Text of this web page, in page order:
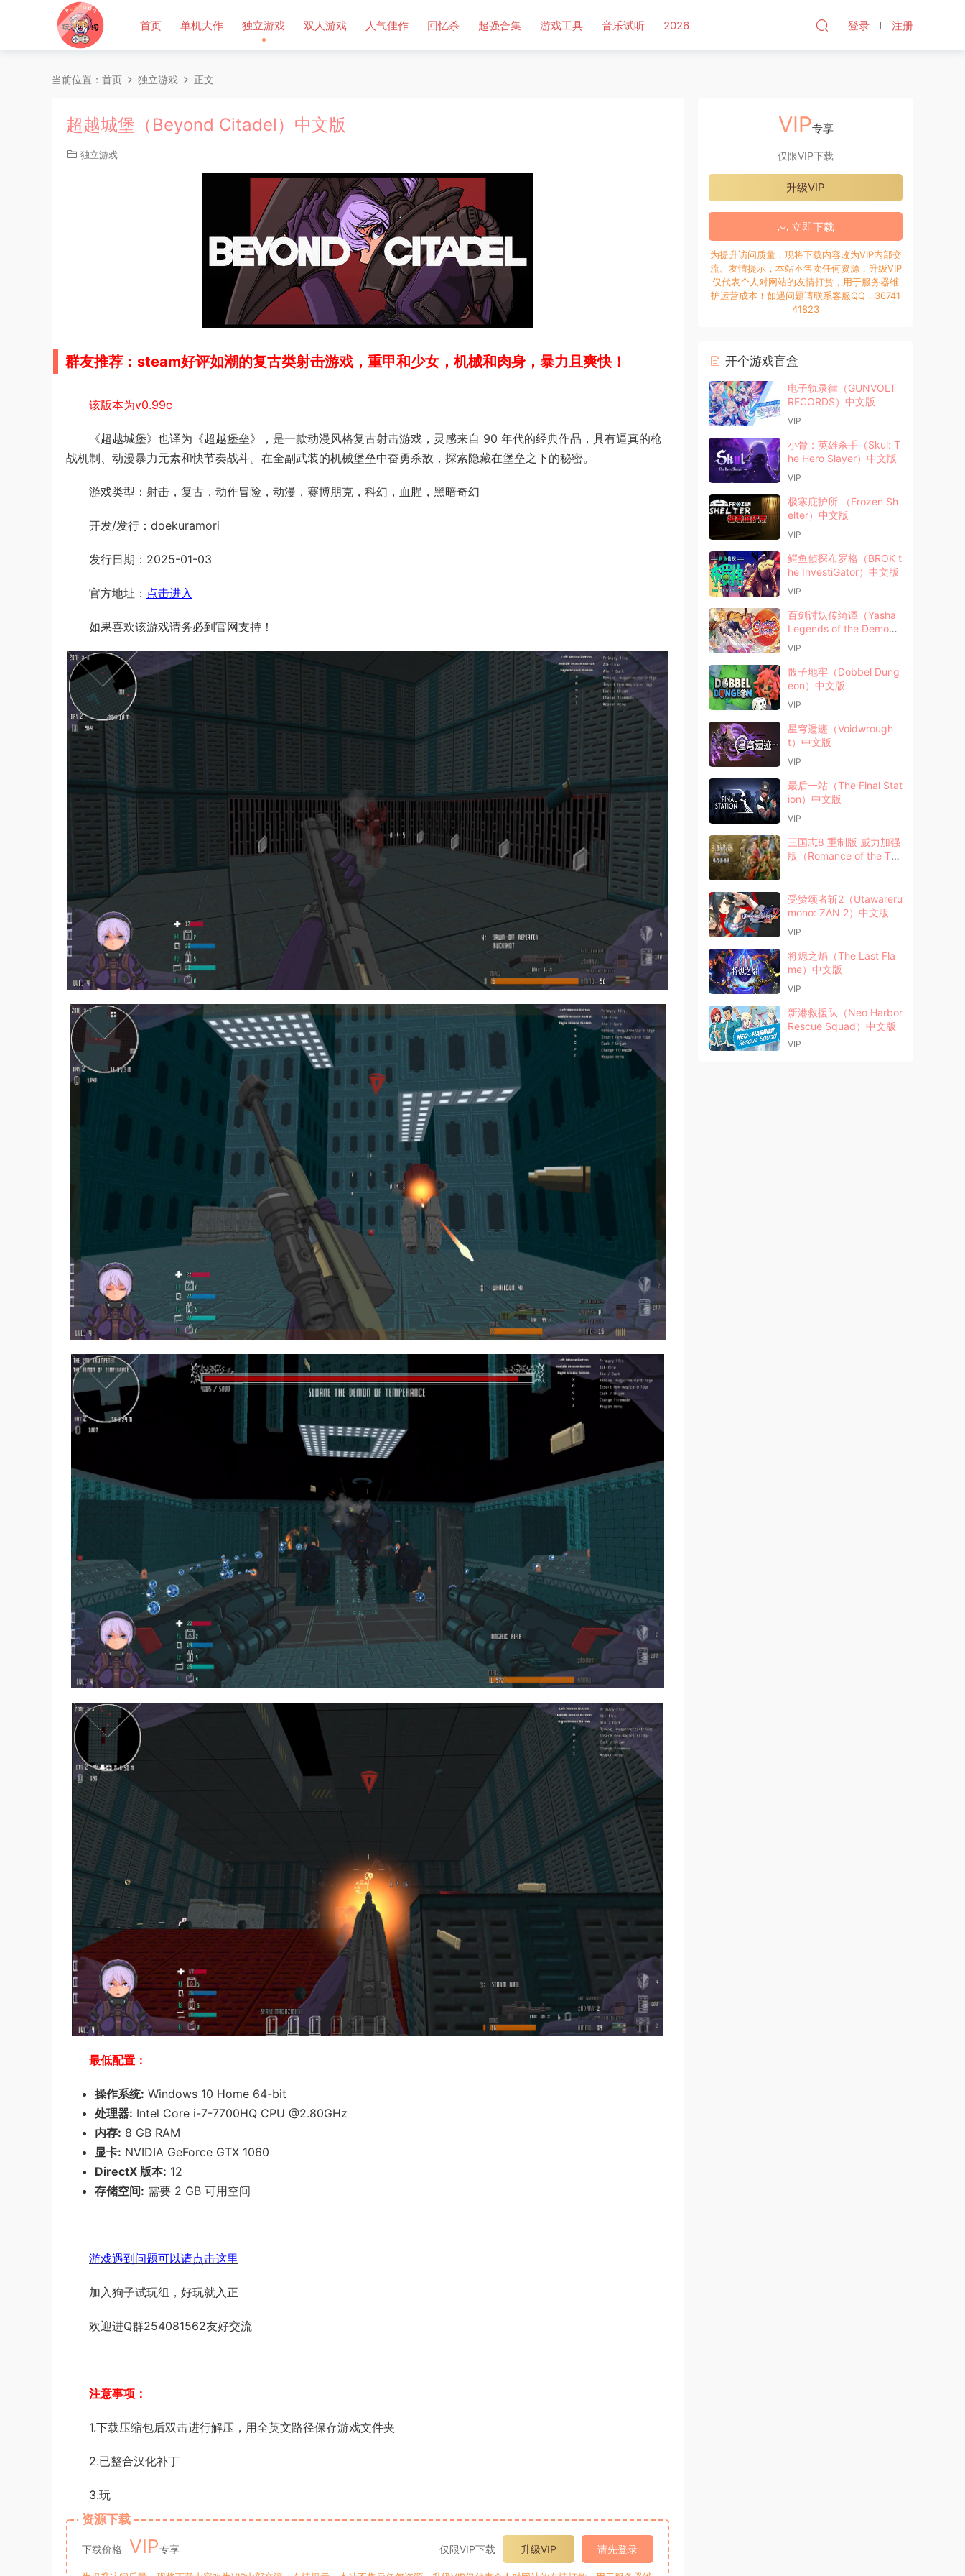
首页 单机大作 独立游戏 双人游戏 人气佳作 回忆杀 超强合集 游戏工具 音乐试听 2026 登录 注册
当前位置： 首页 独立游戏 正文
超越城堡（Beyond Citadel）中文版
独立游戏
群友推荐：steam好评如潮的复古类射击游戏，重甲和少女，机械和肉身，暴力且爽快！
该版本为v0.99с
《超越城堡》也译为《超越堡垒》，是一款动漫风格复古射击游戏，灵感来自 90 年代的经典作品，具有逼真的枪
战机制、动漫暴力元素和快节奏战斗。在全副武装的机械堡垒中奋勇杀敌，探索隐藏在堡垒之下的秘密。
游戏类型：射击，复古，动作冒险，动漫，赛博朋克，科幻，血腥，黑暗奇幻
开发/发行：doekuramori
发行日期：2025-01-03
官方地址： 点击进入
如果喜欢该游戏请务必到官网支持！
最低配置：
操作系统: Windows 10 Home 64-bit
处理器: Intel Core i-7-7700HQ CPU @2.80GHz
内存: 8 GB RAM
显卡: NVIDIA GeForce GTX 1060
DirectX 版本: 12
存储空间: 需要 2 GB 可用空间
游戏遇到问题可以请点击这里
加入狗子试玩组，好玩就入正
欢迎进Q群254081562友好交流
注意事项：
1.下载压缩包后双击进行解压，用全英文路径保存游戏文件夹
2.已整合汉化补丁
3.玩
资源下载
下载价格 VIP专享 仅限VIP下载 升级VIP 请先登录
VIP专享
仅限VIP下载
升级VIP
立即下载
为提升访问质量，现将下载内容改为VIP内部交
流。友情提示，本站不售卖任何资源，升级VIP
仅代表个人对网站的友情打赏，用于服务器维
护运营成本！如遇问题请联系客服QQ：36741
41823
开个游戏盲盒
电子轨录律（GUNVOLT
RECORDS）中文版
VIP
小骨：英雄杀手（Skul: T
he Hero Slayer）中文版
VIP
极寒庇护所 （Frozen Sh
elter）中文版
VIP
鳄鱼侦探布罗格（BROK t
he InvestiGator）中文版
VIP
百剑讨妖传绮谭（Yasha
Legends of the Demon
Blade）中文版
VIP
骰子地牢（Dobbel Dung
eon）中文版
VIP
星穹遗迹（Voidwrough
t）中文版
VIP
最后一站（The Final Stat
ion）中文版
VIP
三国志8 重制版 威力加强
版（Romance of the Thr
受赞颂者斩2（Utawareru
mono: ZAN 2）中文版
VIP
将熄之焰（The Last Fla
me）中文版
VIP
新港救援队（Neo Harbor
Rescue Squad）中文版
VIP